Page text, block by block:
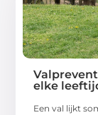
elke
Een val lijkt